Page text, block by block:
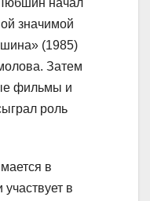
значимой
(1985)
Затем
фильмы и
роль
в
в